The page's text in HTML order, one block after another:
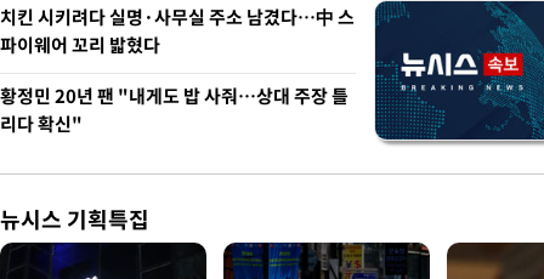
치킨 시키려다 실명·사무실 주소 남겼다…中 스
파이웨어 꼬리 밟혔다
황정민 20년 팬 "내게도 밥 사줘…상대 주장 틀
리다 확신"
뉴시스 기획특집